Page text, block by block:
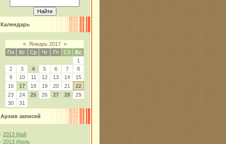
Календарь
« Январь 2017 »
Пн
Вт Ср Чт Пт Сб
Вс
1
2
3 4 5 6 7
8
9
10 11 12 13 14
15
16
17 18 19 20 21
22
23
24 25 26 27 28
29
30
31
Архив записей
2013 Май
2013 Июль